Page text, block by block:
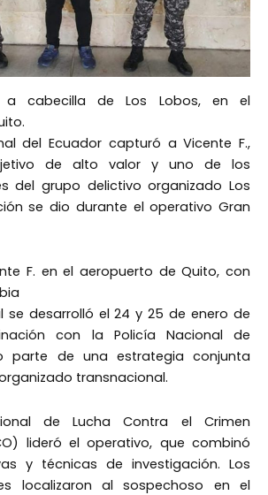
a cabecilla de Los Lobos, en el
del Ecuador capturó a Vicente F.,
de alto valor y uno de los
del grupo delictivo organizado Los
se dio durante el operativo Gran
F. en el aeropuerto de Quito, con
se desarrolló el 24 y 25 de enero de
con la Policía Nacional de
parte de una estrategia conjunta
transnacional.
de Lucha Contra el Crimen
lideró el operativo, que combinó
y técnicas de investigación. Los
localizaron al sospechoso en el